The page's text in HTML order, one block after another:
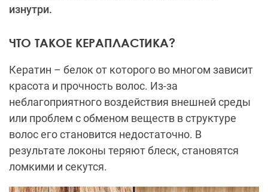
изнутри.
ЧТО ТАКОЕ КЕРАПЛАСТИКА?
Кератин – белок от которого во многом зависит
красота и прочность волос. Из-за
неблагоприятного воздействия внешней среды
или проблем с обменом веществ в структуре
волос его становится недостаточно. В
результате локоны теряют блеск, становятся
ломкими и секутся.